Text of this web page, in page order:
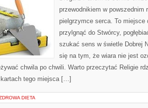
przewodnikiem w powszednim
pielgrzymce serca. To miejsce
przylgnąć do Stwórcy,
szukać sens w świetle Dobrej
się na tym, że wiara nie jest
chwila po chwili. Warto przeczytać Religie
tego miejsca […]
DIETA